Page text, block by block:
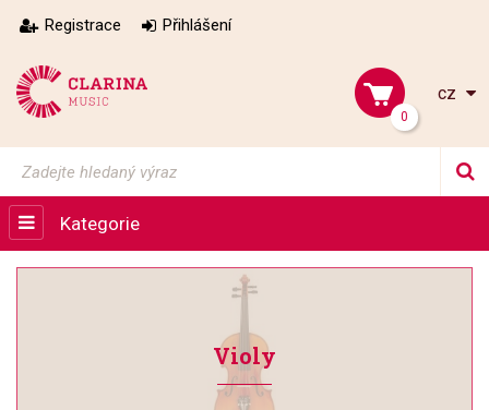
Registrace Přihlášení
0
cz
Kategorie
Violy